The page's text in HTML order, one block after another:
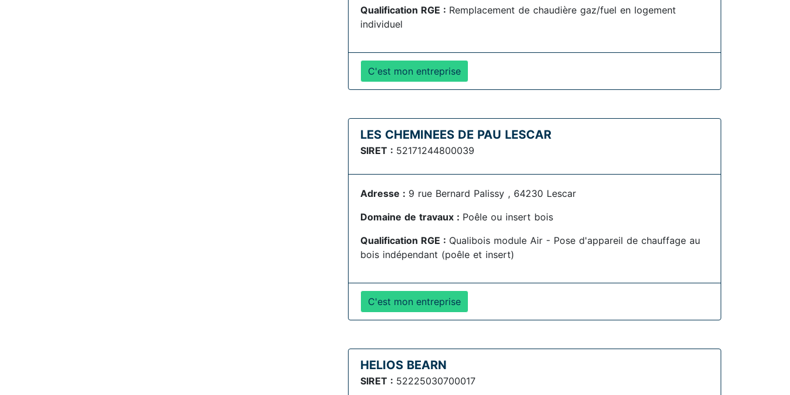
Qualification RGE : Remplacement de chaudière gaz/fuel en logement
individuel
C'est mon entreprise
LES CHEMINEES DE PAU LESCAR
SIRET : 52171244800039
Adresse : 9 rue Bernard Palissy , 64230 Lescar
Domaine de travaux : Poêle ou insert bois
Qualification RGE : Qualibois module Air - Pose d'appareil de chauffage au
bois indépendant (poêle et insert)
C'est mon entreprise
HELIOS BEARN
SIRET : 52225030700017